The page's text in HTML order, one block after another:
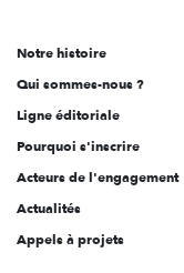
l'engagement
Notre histoire
Qui sommes-nous ?
Ligne éditoriale
Pourquoi s'inscrire
Acteurs de l'engagement
Actualités
Appels à projets